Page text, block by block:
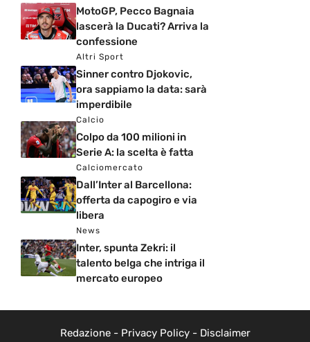
MotoGP, Pecco Bagnaia
lascerà la Ducati? Arriva la
confessione
Altri Sport
Sinner contro Djokovic,
ora sappiamo la data: sarà
imperdibile
Calcio
Colpo da 100 milioni in
Serie A: la scelta è fatta
Calciomercato
Dall’Inter al Barcellona:
offerta da capogiro e via
libera
News
Inter, spunta Zekri: il
talento belga che intriga il
mercato europeo
Redazione- Privacy Policy- Disclaimer